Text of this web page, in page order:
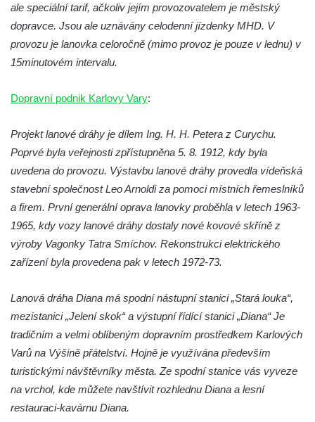
ale speciální tarif, ačkoliv jejím provozovatelem je městský
dopravce. Jsou ale uznávány celodenní jízdenky MHD. V
provozu je lanovka celoročně (mimo provoz je pouze v lednu) v
15minutovém intervalu.
Dopravní podnik Karlovy Vary:
Projekt lanové dráhy je dílem Ing. H. H. Petera z Curychu.
Poprvé byla veřejnosti zpřístupněna 5. 8. 1912, kdy byla
uvedena do provozu. Výstavbu lanové dráhy provedla vídeňská
stavební společnost Leo Arnoldi za pomoci místních řemeslníků
a firem. První generální oprava lanovky proběhla v letech 1963-
1965, kdy vozy lanové dráhy dostaly nové kovové skříně z
výroby Vagonky Tatra Smíchov. Rekonstrukci elektrického
zařízení byla provedena pak v letech 1972-73.
Lanová dráha Diana má spodní nástupní stanici „Stará louka“,
mezistanici „Jelení skok“ a výstupní řídící stanici „Diana“ Je
tradičním a velmi oblíbeným dopravním prostředkem Karlových
Varů na Výšině přátelství. Hojně je využívána především
turistickými návštěvníky města. Ze spodní stanice vás vyveze
na vrchol, kde můžete navštívit rozhlednu Diana a lesní
restauraci-kavárnu Diana.